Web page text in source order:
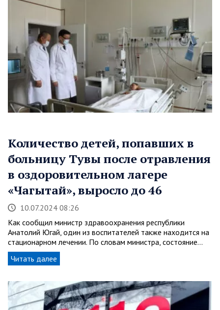
Количество детей, попавших в
больницу Тувы после отравления
в оздоровительном лагере
«Чагытай», выросло до 46
10.07.2024 08:26
Как сообщил министр здравоохранения республики
Анатолий Югай, один из воспитателей также находится на
стационарном лечении. По словам министра, состояние…
Читать далее